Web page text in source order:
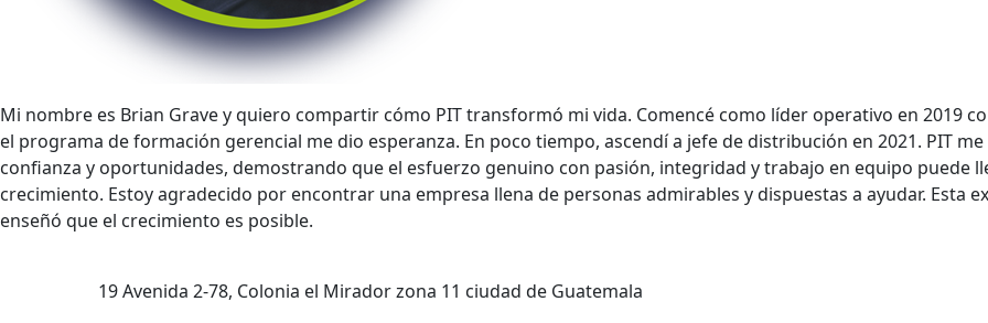
Mi nombre es Brian Grave y quiero compartir cómo PIT transformó mi vida. Comencé como líder operativo en 2019
el programa de formación gerencial me dio esperanza. En poco tiempo, ascendí a jefe de distribución en 2021. PIT
confianza y oportunidades, demostrando que el esfuerzo genuino con pasión, integridad y trabajo en equipo puede
crecimiento. Estoy agradecido por encontrar una empresa llena de personas admirables y dispuestas a ayudar. Esta
enseñó que el crecimiento es posible.
19 Avenida 2-78, Colonia el Mirador zona 11 ciudad de Guatemala